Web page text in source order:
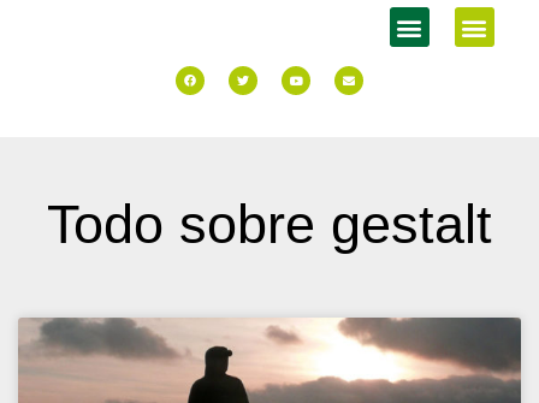
Todo sobre gestalt